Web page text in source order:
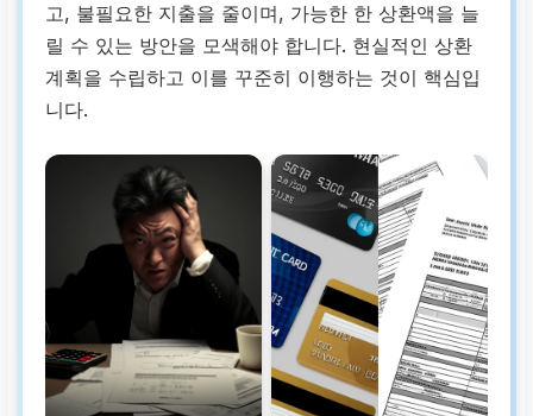
고, 불필요한 지출을 줄이며, 가능한 한 상환액을 늘
릴 수 있는 방안을 모색해야 합니다. 현실적인 상환
계획을 수립하고 이를 꾸준히 이행하는 것이 핵심입
니다.